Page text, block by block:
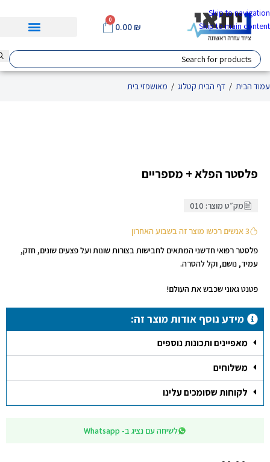
Skip to navigation
Skip to main content
0.00 ₪
0
עמוד הבית / דף הבית קטלוג / מאושפזי בית
פלסטר הפלא + מספריים
מק״ט מוצר: 010
3 אנשים רכשו מוצר זה בשבוע האחרון
פלסטר רפואי חדשני המתאים לחבישות בצורות שונות ועל פצעים שונים, חזק,
עמיד, נושם, וקל להסרה.
פטנט גאוני שכבש את העולם!
מידע נוסף אודות מוצר זה:
מאפיינים ותכונות נוספים
משלוחים
לקוחות שסומכים עלינו
לשיחה עם נציג ב- Whatsapp